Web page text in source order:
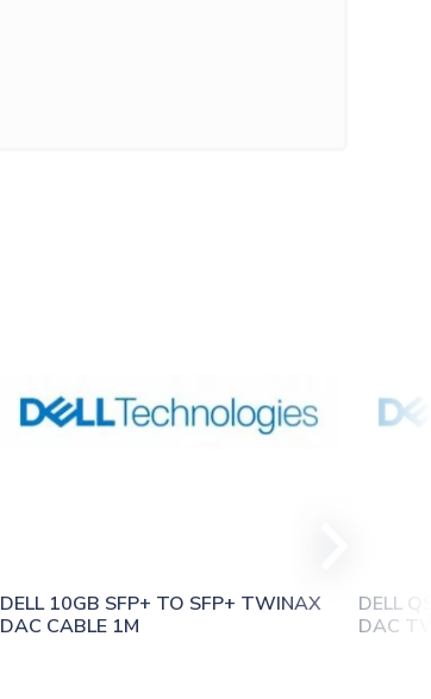
DELL 10GB SFP+ TO SFP+ TWINAX
DAC CABLE 1M
DELL
DAC